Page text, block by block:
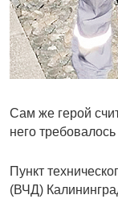
Сам же герой
него
Пункт
(ВЧД)